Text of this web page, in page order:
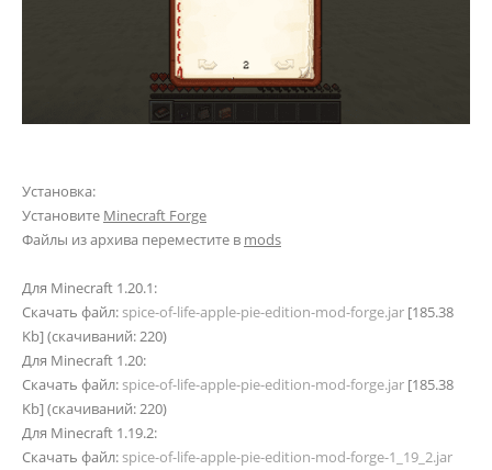
Установка:
Установите Minecraft Forge
Файлы из архива переместите в mods
Для Minecraft 1.20.1:
Скачать файл:spice-of-life-apple-pie-edition-mod-forge.jar
Kb] (cкачиваний: 220)
Для Minecraft 1.20:
Скачать файл:spice-of-life-apple-pie-edition-mod-forge.jar
Kb] (cкачиваний: 220)
Для Minecraft 1.19.2:
Скачать файл:spice-of-life-apple-pie-edition-mod-forge-1_19_2.jar